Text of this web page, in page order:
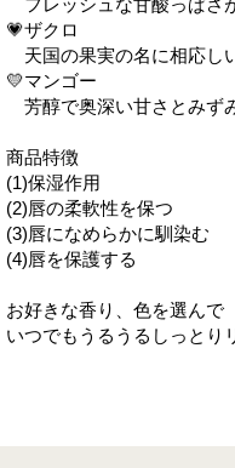
フレッシュな甘酸っぱ
💗ザクロ
天国の果実の名に相応し
💛マンゴー
芳醇で奥深い甘さとみず
商品特徴
(1)保湿作用
(2)唇の柔軟性を保つ
(3)唇になめらかに馴染む
(4)唇を保護する
お好きな香り、色を選んで
いつでもうるうるしっとり